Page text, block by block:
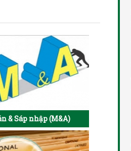
& Sáp nhập (M&A)